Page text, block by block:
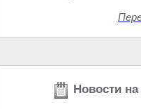
Новости